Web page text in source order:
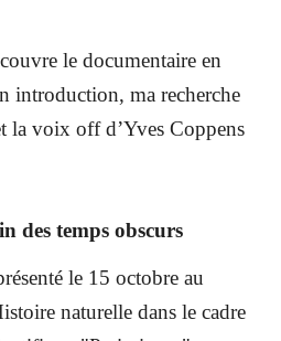
le documentaire en
introduction, ma recherche
la voix off d’Yves Coppens
des temps obscurs
le 15 octobre au
naturelle dans le cadre